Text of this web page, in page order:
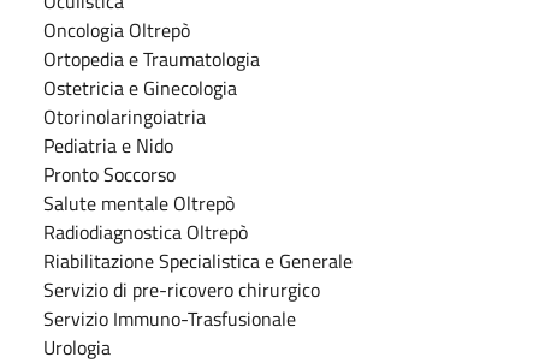
Oncologia Oltrepò
Ortopedia e Traumatologia
Ostetricia e Ginecologia
Otorinolaringoiatria
Pediatria e Nido
Pronto Soccorso
Salute mentale Oltrepò
Radiodiagnostica Oltrepò
Riabilitazione Specialistica e Generale
Servizio di pre-ricovero chirurgico
Servizio Immuno-Trasfusionale
Urologia